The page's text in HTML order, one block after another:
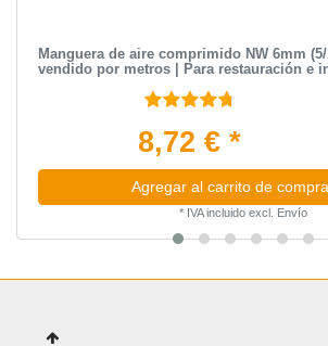
Manguera de aire comprimido NW 6mm
vendido por metros | Para restauración e
8,72 € *
Agregar al carrito de
* IVA incluido excl. Envío